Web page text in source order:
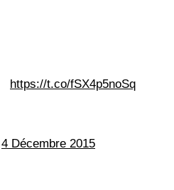
https://t.co/fSX4p5noSq
4 Décembre 2015